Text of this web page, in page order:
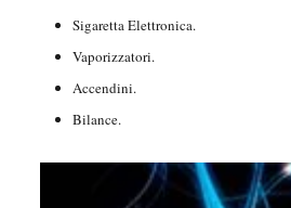
Sigaretta Elettronica.
Vaporizzatori.
Accendini.
Bilance.